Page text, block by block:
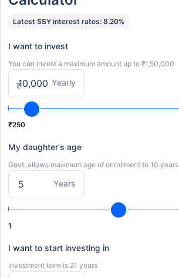
Latest SSY interest rates: 8.20%
I want to invest
You can invest a maximum amount up to ₹1,50,000
Yearly
₹
₹250
My daughter's age
Govt. allows maximum age of enrollment to 10 years
Years
1
I want to start investing in
Investment term is 21 years